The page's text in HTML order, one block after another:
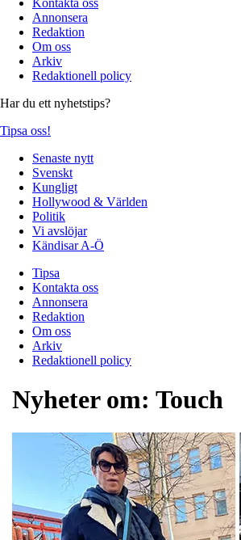
Kontakta oss
Annonsera
Redaktion
Om oss
Arkiv
Redaktionell policy
Har du ett nyhetstips?
Tipsa oss!
Senaste nytt
Svenskt
Kungligt
Hollywood & Världen
Politik
Vi avslöjar
Kändisar A-Ö
Tipsa
Kontakta oss
Annonsera
Redaktion
Om oss
Arkiv
Redaktionell policy
Nyheter om: Touch